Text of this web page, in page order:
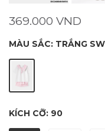
369.000 VND
MÀU SẮC: TRẮNG
KÍCH CỠ: 90